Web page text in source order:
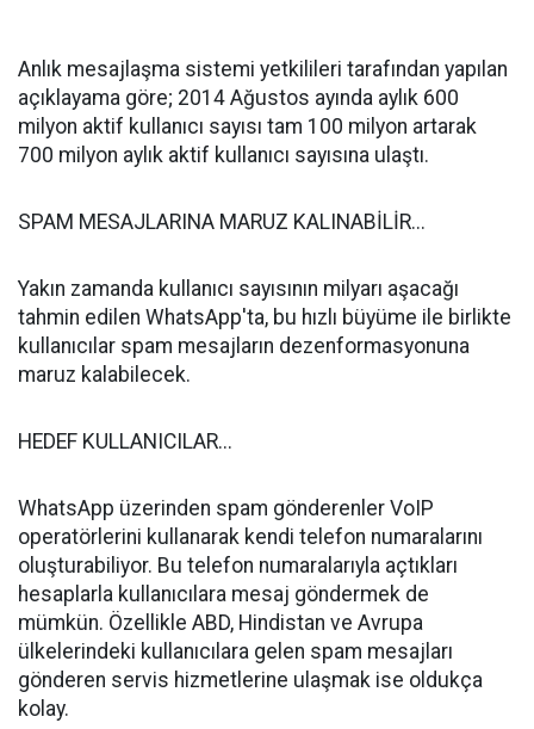
Anlık mesajlaşma sistemi yetkilileri tarafından yapılan
açıklayama göre; 2014 Ağustos ayında aylık 600
milyon aktif kullanıcı sayısı tam 100 milyon artarak
700 milyon aylık aktif kullanıcı sayısına ulaştı.
SPAM MESAJLARINA MARUZ KALINABİLİR...
Yakın zamanda kullanıcı sayısının milyarı aşacağı
tahmin edilen WhatsApp'ta, bu hızlı büyüme ile birlikte
kullanıcılar spam mesajların dezenformasyonuna
maruz kalabilecek.
HEDEF KULLANICILAR...
WhatsApp üzerinden spam gönderenler VoIP
operatörlerini kullanarak kendi telefon numaralarını
oluşturabiliyor. Bu telefon numaralarıyla açtıkları
hesaplarla kullanıcılara mesaj göndermek de
mümkün. Özellikle ABD, Hindistan ve Avrupa
ülkelerindeki kullanıcılara gelen spam mesajları
gönderen servis hizmetlerine ulaşmak ise oldukça
kolay.